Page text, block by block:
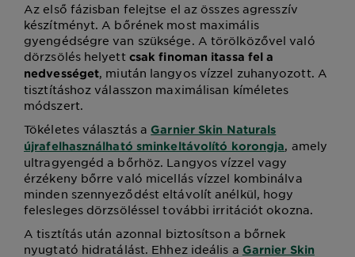
Az első fázisban felejtse el az összes agresszív
készítményt. A bőrének most maximális
gyengédségre van szüksége. A törölközővel való
dörzsölés helyett csak finoman itassa fel a
nedvességet, miután langyos vízzel zuhanyozott. A
tisztításhoz válasszon maximálisan kíméletes
módszert.
Tökéletes választás a Garnier Skin Naturals
újrafelhasználható sminkeltávolító korongja, amely
ultragyengéd a bőrhöz. Langyos vízzel vagy
érzékeny bőrre való micellás vízzel kombinálva
minden szennyeződést eltávolít anélkül, hogy
felesleges dörzsöléssel további irritációt okozna.
A tisztítás után azonnal biztosítson a bőrnek
nyugtató hidratálást. Ehhez ideális a Garnier Skin